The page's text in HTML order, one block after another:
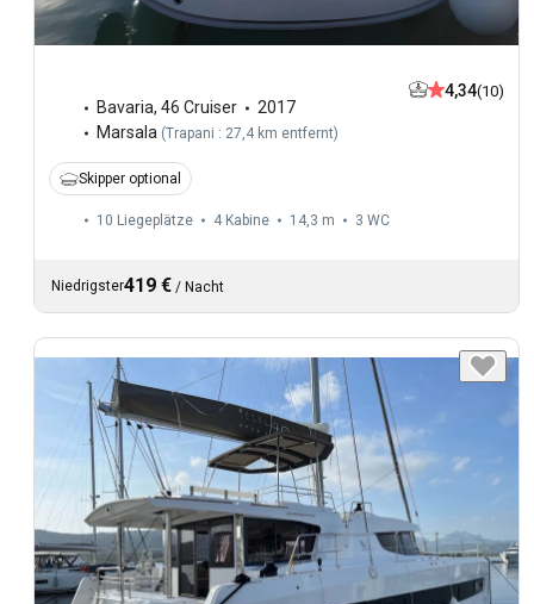
Bavaria, 46 Cruiser
2017
Marsala (Trapani : 27,4 km entfernt)
4,34(10)
Skipper optional
10 Liegeplätze 4 Kabine 14,3 m 3 WC
Niedrigster419 € / Nacht